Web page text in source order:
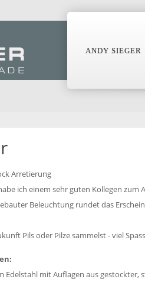
ANDY SIEGER
Arretierung
ich einem sehr guten Kollegen
Beleuchtung rundet das
Pils oder Pilze sammelst - viel
Edelstahl mit Auflagen aus gestockter,